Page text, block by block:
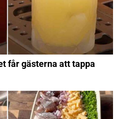
får gästerna att tappa